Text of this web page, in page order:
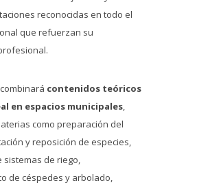
reconocidas en todo el
que refuerzan su
contenidos teóricos
en espacios municipales,
como preparación del
y reposición de especies,
sistemas de riego,
de céspedes y arbolado,